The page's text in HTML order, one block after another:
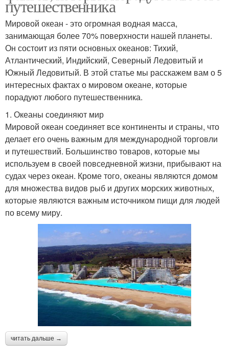
путешественника
Мировой океан - это огромная водная масса,
занимающая более 70% поверхности нашей планеты.
Он состоит из пяти основных океанов: Тихий,
Атлантический, Индийский, Северный Ледовитый и
Южный Ледовитый. В этой статье мы расскажем вам о 5
интересных фактах о мировом океане, которые
порадуют любого путешественника.
1. Океаны соединяют мир
Мировой океан соединяет все континенты и страны, что
делает его очень важным для международной торговли
и путешествий. Большинство товаров, которые мы
используем в своей повседневной жизни, прибывают на
судах через океан. Кроме того, океаны являются домом
для множества видов рыб и других морских животных,
которые являются важным источником пищи для людей
по всему миру.
читать дальше →